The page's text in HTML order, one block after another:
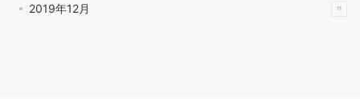
2019年12月 11